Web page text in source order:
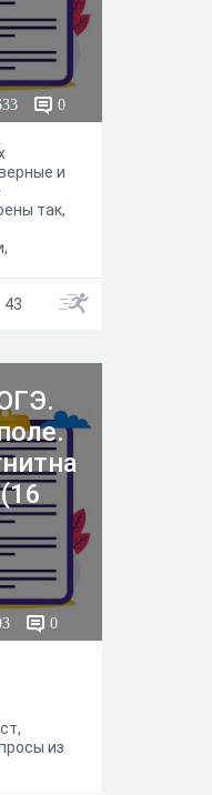
0
и
так,
или
оно
одно-
43
0
из